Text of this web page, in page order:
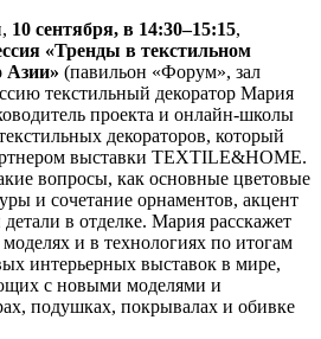
10 сентября, в 14:30–15:15,
«Тренды в текстильном
Азии» (павильон «Форум», зал
текстильный декоратор Мария
проекта и онлайн-школы
декораторов, который
выставки TEXTILE&HOME.
вопросы, как основные цветовые
и сочетание орнаментов, акцент
в отделке. Мария расскажет
и в технологиях по итогам
интерьерных выставок в мире,
с новыми моделями и
подушках, покрывалах и обивке